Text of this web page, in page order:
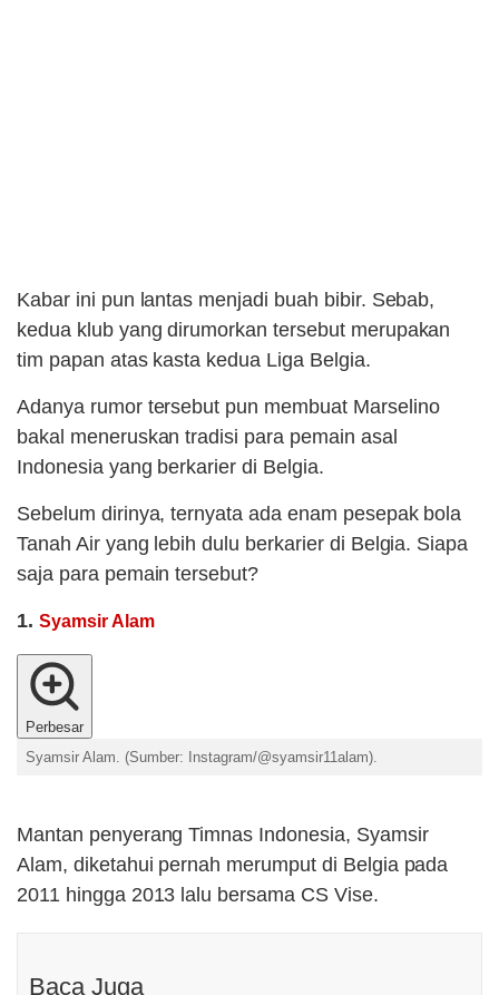
Kabar ini pun lantas menjadi buah bibir. Sebab,
kedua klub yang dirumorkan tersebut merupakan
tim papan atas kasta kedua Liga Belgia.
Adanya rumor tersebut pun membuat Marselino
bakal meneruskan tradisi para pemain asal
Indonesia yang berkarier di Belgia.
Sebelum dirinya, ternyata ada enam pesepak bola
Tanah Air yang lebih dulu berkarier di Belgia. Siapa
saja para pemain tersebut?
1. Syamsir Alam
Perbesar
Syamsir Alam. (Sumber: Instagram/@syamsir11alam).
Mantan penyerang Timnas Indonesia, Syamsir
Alam, diketahui pernah merumput di Belgia pada
2011 hingga 2013 lalu bersama CS Vise.
Baca Juga